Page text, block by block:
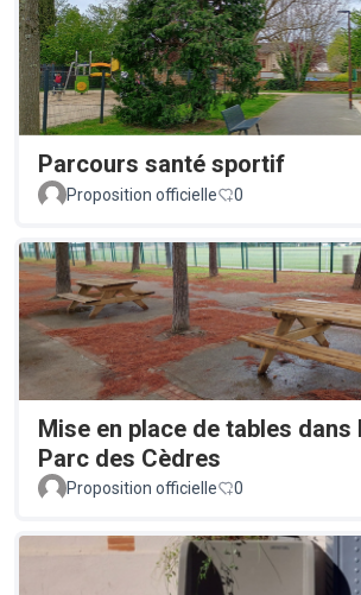
Parcours santé sportif
Proposition officielle
0
Mise en place de tables dans
Parc des Cèdres
Proposition officielle 0